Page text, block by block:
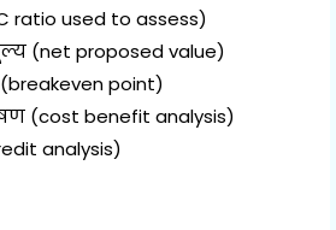
ratio used to assess)
(net proposed value)
point)
(cost benefit analysis)
analysis)